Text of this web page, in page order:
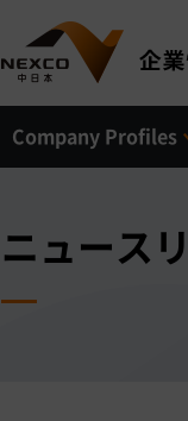
Company Profiles
ニュース